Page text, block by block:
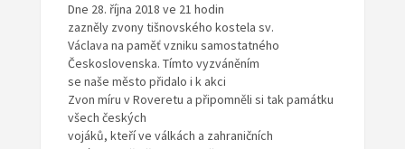
Dne 28. října 2018 ve 21 hodin
zazněly zvony tišnovského kostela sv.
Václava na paměť vzniku samostatného
Československa. Tímto vyzváněním
se naše město přidalo i k akci
Zvon míru v Roveretu a připomněli si tak památku
všech českých
vojáků, kteří ve válkách a zahraničních